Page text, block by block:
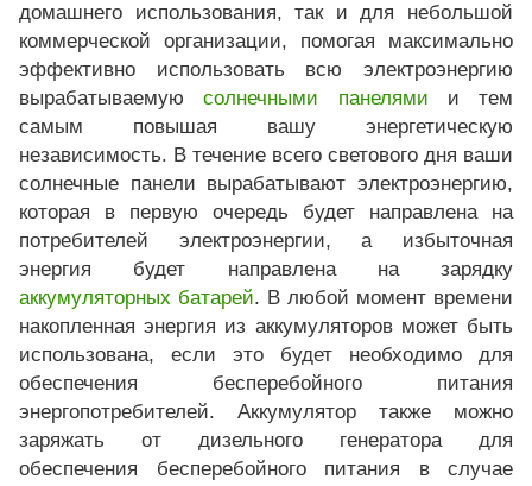
домашнего использования, так и для небольшой
коммерческой организации, помогая максимально
эффективно использовать всю электроэнергию
вырабатываемуюсолнечными панелями и тем
самым повышая вашу энергетическую
независимость. В течение всего светового дня ваши
солнечные панели вырабатывают электроэнергию,
которая в первую очередь будет направлена на
потребителей электроэнергии, а избыточная
энергия будет направлена на зарядку
аккумуляторных батарей. В любой момент времени
накопленная энергия из аккумуляторов может быть
использована, если это будет необходимо для
обеспечения бесперебойного питания
энергопотребителей. Аккумулятор также можно
заряжать от дизельного генератора для
обеспечения бесперебойного питания в случае